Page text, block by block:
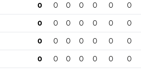
0 0 0 0 0 0 0
0 0 0 0 0 0 0
0 0 0 0 0 0 0
0 0 0 0 0 0 0